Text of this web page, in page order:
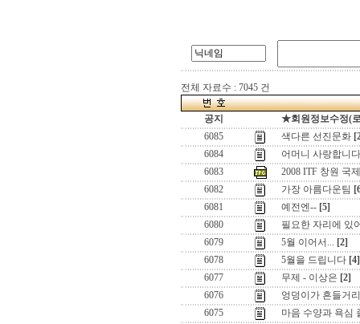
전체 자료수 : 7045 건
공지
★회원정보수정(
6085
색다른 선진문화
6084
어머니 사랑합니다
6083
2008 ITF 창원 국
6082
가장 아름다운팀
6081
예전엔-- [5]
6080
필요한 자리에 있
6079
5월 이어서... [2]
6078
5월을 드립니다 [4]
6077
무제 - 이상은 [2]
6076
엉덩이가 흔들거
6075
마음 수양과 욕심